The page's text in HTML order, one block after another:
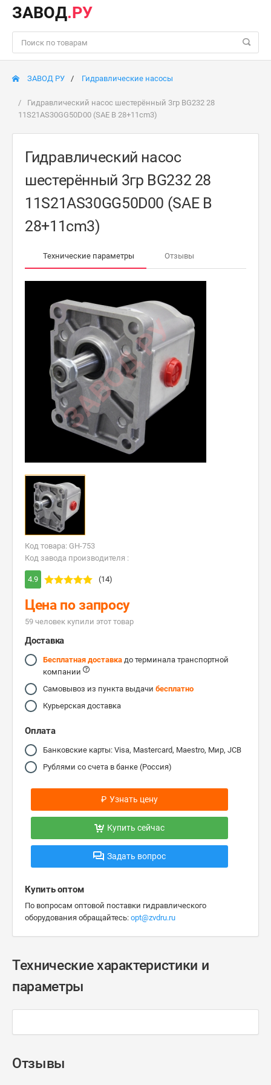
ЗАВОД.РУ
ЗАВОД РУ Гидравлические насосы
Гидравлический насос шестерённый 3гр BG232 28
11S21AS30GG50D00 (SAE B 28+11cm3)
Гидравлический насос
шестерённый 3гр BG232 28
11S21AS30GG50D00 (SAE B
28+11cm3)
Технические параметры Отзывы
Код товара: GH-753
Код завода производителя :
4.9 (14)
Цена по запросу
59 человек купили этот товар
Доставка
Бесплатная доставка до терминала транспортной
компании
Самовывоз из пункта выдачи бесплатно
Курьерская доставка
Оплата
Банковские карты: Visa, Mastercard, Maestro, Мир, JCB
Рублями со счета в банке (Россия)
₽ Узнать цену
Купить сейчас
Задать вопрос
Купить оптом
По вопросам оптовой поставки гидравлического
оборудования обращайтесь: opt@zvdru.ru
Технические характеристики и
параметры
Отзывы